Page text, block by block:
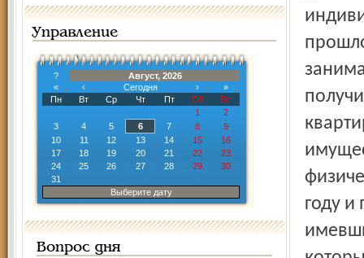
Управление
?
Август, 2026
«
‹ Сегодня ›
»
Пн
Вт Ср Чт Пт Сб
Вс
1
2
3
4 5 6 7 8
9
10
11 12 13 14 15
16
17
18 19 20 21 22
23
24
25 26 27 28 29
30
31
Выберите дату
Вопрос дня
году